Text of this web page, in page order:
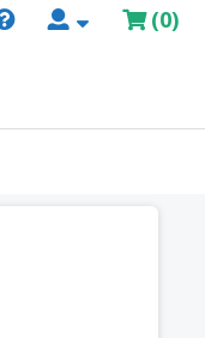
(0)